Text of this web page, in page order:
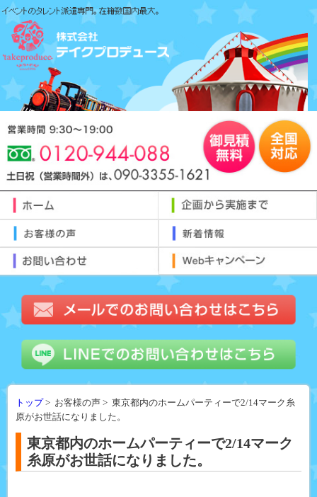
トップ> お客様の声 > 東京都内のホームパーティーで2/14マーク糸
原がお世話になりました。
東京都内のホームパーティーで2/14マーク
糸原がお世話になりました。